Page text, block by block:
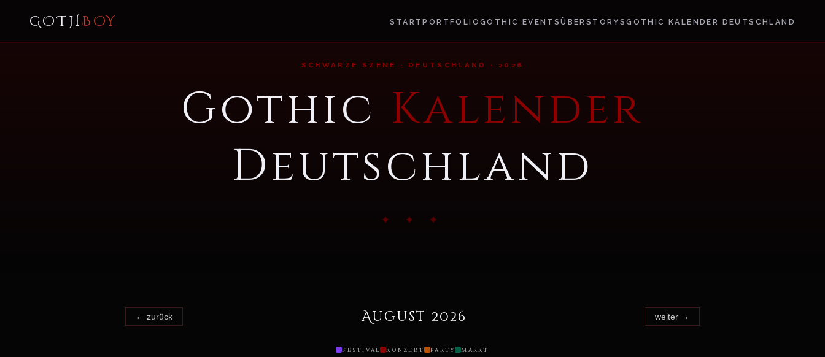
GOTHBOY START PORTFOLIO GOTHIC EVENTSÜBER STORYSGOTHIC KALENDER DEUTSCHLAND
SCHWARZE SZENE · DEUTSCHLAND · 2026
Gothic Kalender
Deutschland
✦ ✦ ✦
← zurück August 2026 weiter →
FESTIVAL KONZERT PARTY MARKT